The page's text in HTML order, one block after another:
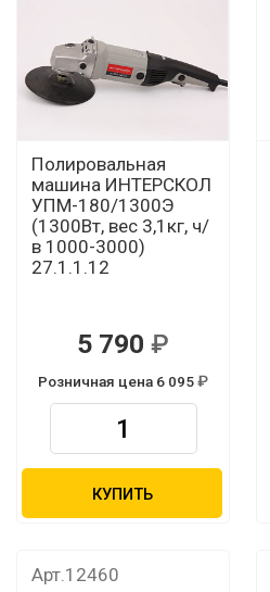
Полировальная
машина ИНТЕРСКОЛ
УПМ-180/1300Э
(1300Вт, вес 3,1кг, ч/
в 1000-3000)
27.1.1.12
5 790
Розничная цена 6 095
КУПИТЬ
Арт.12460